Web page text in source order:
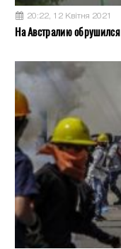
20:22, 12 Квітня 2021
На Австралию